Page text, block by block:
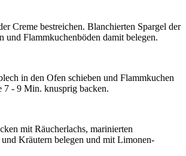
Creme bestreichen. Blanchierten Spargel der
und Flammkuchenböden damit belegen.
in den Ofen schieben und Flammkuchen
7 - 9 Min. knusprig backen.
mit Räucherlachs, marinierten
und Kräutern belegen und mit Limonen-